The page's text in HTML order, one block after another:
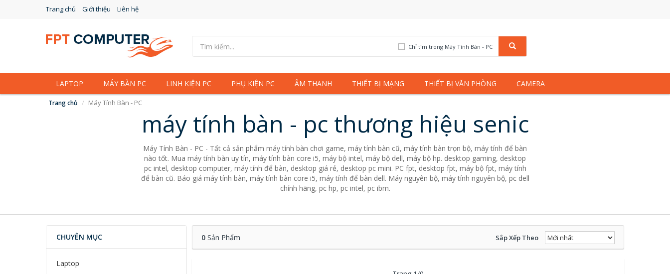
Trang chủ Giới thiệu Liên hệ
Chỉ tìm trong Máy Tính Bàn - PC
LAPTOP MÁY BÀN PC LINH KIỆN PC PHỤ KIỆN PC ÂM THANH THIẾT BỊ MẠNG THIẾT BỊ VĂN PHÒNG CAMERA
Trang chủ Máy Tính Bàn - PC
máy tính bàn - pc thương hiệu senic
Máy Tính Bàn - PC - Tất cả sản phẩm máy tính bàn chơi game, máy tính bàn cũ, máy tính bàn trọn bộ, máy tính để bàn
nào tốt. Mua máy tính bàn uy tín, máy tính bàn core i5, máy bộ intel, máy bộ dell, máy bộ hp. desktop gaming, desktop
pc intel, desktop computer, máy tính để bàn, desktop giá rẻ, desktop pc mini. PC fpt, desktop fpt, máy bộ fpt, máy tính
để bàn cũ. Báo giá máy tính bàn, máy tính bàn core i5, máy tính để bàn dell. Máy nguyên bộ, máy tính nguyên bộ, pc dell
chính hãng, pc hp, pc intel, pc ibm.
CHUYÊN MỤC
Laptop
0Sản Phẩm Sắp Xếp Theo